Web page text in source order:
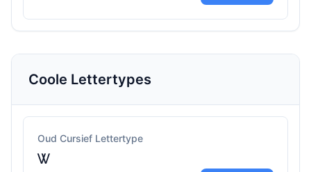
Coole Lettertypes
Oud Cursief Lettertype
Ꮤ